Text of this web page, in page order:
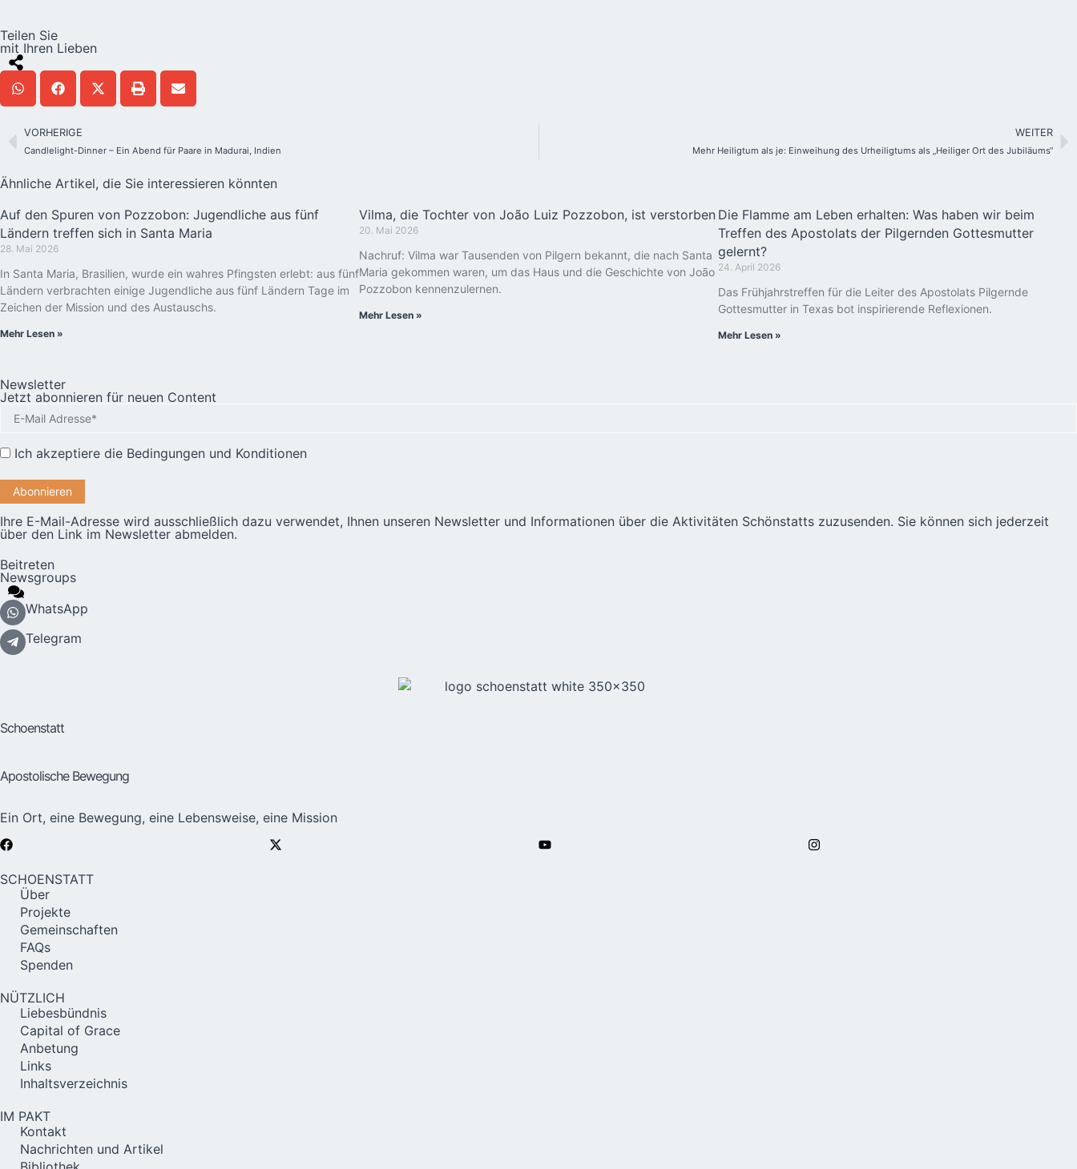
Teilen Sie
mit Ihren Lieben
VORHERIGE
Candlelight-Dinner – Ein Abend für Paare in Madurai, Indien
WEITER
Mehr Heiligtum als je: Einweihung des Urheiligtums als „Heiliger Ort des Jubiläums“
Ähnliche Artikel, die Sie interessieren könnten
Auf den Spuren von Pozzobon: Jugendliche aus fünf
Ländern treffen sich in Santa Maria
28. Mai 2026
In Santa Maria, Brasilien, wurde ein wahres Pfingsten erlebt: aus fünf
Ländern verbrachten einige Jugendliche aus fünf Ländern Tage im
Zeichen der Mission und des Austauschs.
Mehr Lesen »
Vilma, die Tochter von João Luiz Pozzobon, ist verstorben
20. Mai 2026
Nachruf: Vilma war Tausenden von Pilgern bekannt, die nach Santa
Maria gekommen waren, um das Haus und die Geschichte von João
Pozzobon kennenzulernen.
Mehr Lesen »
Die Flamme am Leben erhalten: Was haben wir beim
Treffen des Apostolats der Pilgernden Gottesmutter
gelernt?
24. April 2026
Das Frühjahrstreffen für die Leiter des Apostolats Pilgernde
Gottesmutter in Texas bot inspirierende Reflexionen.
Mehr Lesen »
Newsletter
Jetzt abonnieren für neuen Content
Ich akzeptiere die Bedingungen und Konditionen
Ihre E-Mail-Adresse wird ausschließlich dazu verwendet, Ihnen unseren Newsletter und Informationen über die Aktivitäten Schönstatts zuzusenden. Sie können sich jederzeit
über den Link im Newsletter abmelden.
Beitreten
Newsgroups
WhatsApp
Telegram
Schoenstatt
Apostolische Bewegung
Ein Ort, eine Bewegung, eine Lebensweise, eine Mission
SCHOENSTATT
Über
Projekte
Gemeinschaften
FAQs
Spenden
NÜTZLICH
Liebesbündnis
Capital of Grace
Anbetung
Links
Inhaltsverzeichnis
IM PAKT
Kontakt
Nachrichten und Artikel